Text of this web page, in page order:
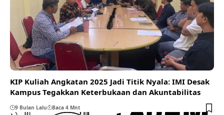
KIP Kuliah Angkatan 2025 Jadi Titik Nyala: IMI Desak
Kampus Tegakkan Keterbukaan dan Akuntabilitas
9 Bulan Lalu Baca 4 Mnt